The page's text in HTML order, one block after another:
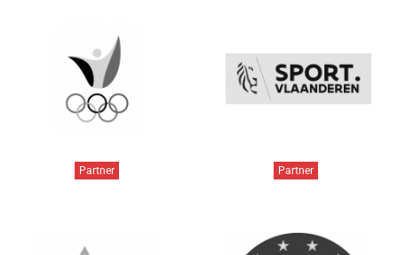
Partner Partner